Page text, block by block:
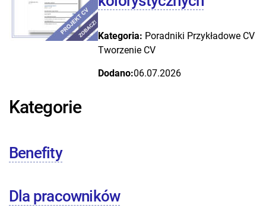
Kategoria: Poradniki Przykładowe CV
Tworzenie CV
Dodano:06.07.2026
Kategorie
Benefity
Dla pracowników